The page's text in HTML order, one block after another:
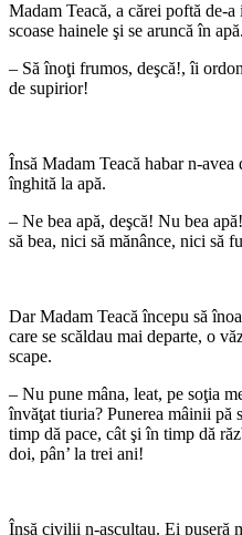
Madam Teacă, a cărei poftă de-
scoase hainele şi se aruncă în apă.
– Să înoţi frumos, deşcă!, îi
de supirior!
Însă Madam Teacă habar n-
înghită la apă.
– Ne bea apă, deşcă! Nu bea
să bea, nici să mănânce, nici să
Dar Madam Teacă începu să
care se scăldau mai departe, o
scape.
– Nu pune mâna, leat, pe soţia
învăţat tiuria? Punerea mâinii pă
timp dă pace, cât şi în timp dă
doi, pân’ la trei ani!
Însă civilii n-ascultau. Ei puseră